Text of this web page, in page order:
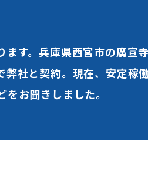
す。兵庫県西宮市の廣
社と契約。現在、安定
お聞きしました。